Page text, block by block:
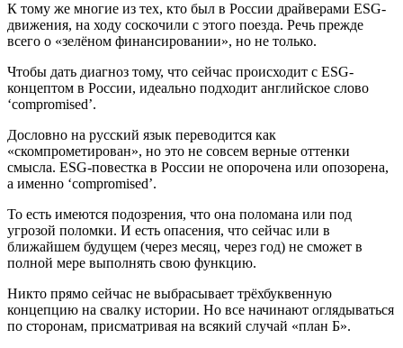
К тому же многие из тех, кто был в России драйверами ESG-
движения, на ходу соскочили с этого поезда. Речь прежде
всего о «зелёном финансировании», но не только.
Чтобы дать диагноз тому, что сейчас происходит с ESG-
концептом в России, идеально подходит английское слово
‘compromised’.
Дословно на русский язык переводится как
«скомпрометирован», но это не совсем верные оттенки
смысла. ESG-повестка в России не опорочена или опозорена,
а именно ‘compromised’.
То есть имеются подозрения, что она поломана или под
угрозой поломки. И есть опасения, что сейчас или в
ближайшем будущем (через месяц, через год) не сможет в
полной мере выполнять свою функцию.
Никто прямо сейчас не выбрасывает трёхбуквенную
концепцию на свалку истории. Но все начинают оглядываться
по сторонам, присматривая на всякий случай «план Б».